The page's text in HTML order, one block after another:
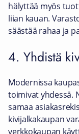
hälyttää myös
liian kauan.
säästää rahaa ja
4. Yhdistä
Modernissa
toimivat yhdessä.
samaa
kivijalkakaupan
verkkokaupan